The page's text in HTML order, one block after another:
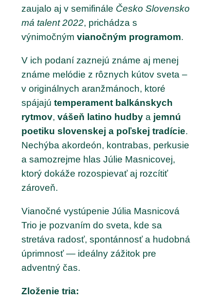
zaujalo aj v semifinále Česko Slovensko
má talent 2022, prichádza s
výnimočným vianočným programom.
V ich podaní zaznejú známe aj menej
známe melódie z rôznych kútov sveta –
v originálnych aranžmánoch, ktoré
spájajú temperament balkánskych
rytmov, vášeň latino hudbya jemnú
poetiku slovenskej a poľskej tradície.
Nechýba akordeón, kontrabas, perkusie
a samozrejme hlas Júlie Masnicovej,
ktorý dokáže rozospievať aj rozcítiť
zároveň.
Vianočné vystúpenie Júlia Masnicová
Trio je pozvaním do sveta, kde sa
stretáva radosť, spontánnosť a hudobná
úprimnosť — ideálny zážitok pre
adventný čas.
Zloženie tria: